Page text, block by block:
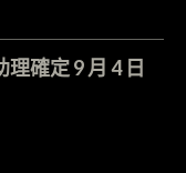
確定 9 月 4 日